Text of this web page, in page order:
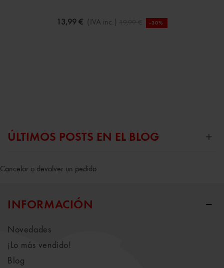
13,99 € (IVA inc.) 19,99 € -30%
ÚLTIMOS POSTS EN EL BLOG
Cancelar o devolver un pedido
INFORMACIÓN
Novedades
¡Lo más vendido!
Blog